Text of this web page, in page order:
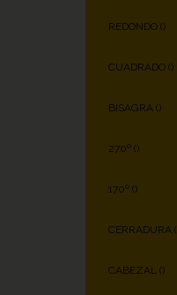
REDONDO ()
CUADRADO ()
BISAGRA ()
270º ()
170º ()
CERRADURA (
CABEZAL ()